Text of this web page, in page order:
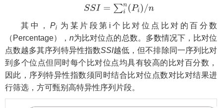
SS =∑in(Pi)/n
其中， Pi为某片段第i个比对位点比对的百分数
（Percentage），n为比对位点的总数。多数情况下，比对位
点数越多其序列特异性指数SSI越低，但不排除同一序列比对
到多个位点但同时每个比对位点均具有较高的比对百分数，
因此，序列特异性指数须同时结合比对位点数对比对结果进
行筛选，方可甄别高特异性序列片段。